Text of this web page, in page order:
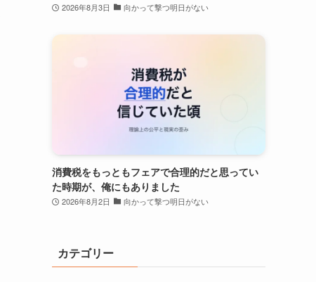
2026年8月3日 向かって撃つ明日がない
消費税をもっともフェアで合理的だと思ってい
た時期が、俺にもありました
2026年8月2日 向かって撃つ明日がない
カテゴリー